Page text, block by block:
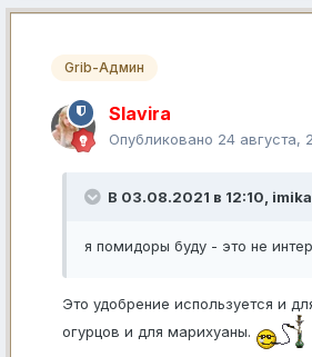
Grib-Админ
Slavira
Опубликовано 24 августа,
В 03.08.2021 в 12:10,
я помидоры буду - это не
Это удобрение используется и
огурцов и для марихуаны.